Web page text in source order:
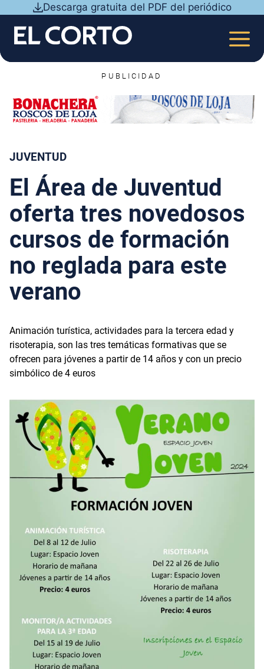
contenido
Descarga gratuita del PDF del periódico
PUBLICIDAD
JUVENTUD
El Área de Juventud
oferta tres novedosos
cursos de formación
no reglada para este
verano
Animación turística, actividades para la tercera edad y
risoterapia, son las tres temáticas formativas que se
ofrecen para jóvenes a partir de 14 años y con un precio
simbólico de 4 euros